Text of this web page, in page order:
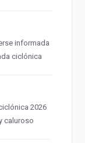
informada
ciclónica
2026
caluroso